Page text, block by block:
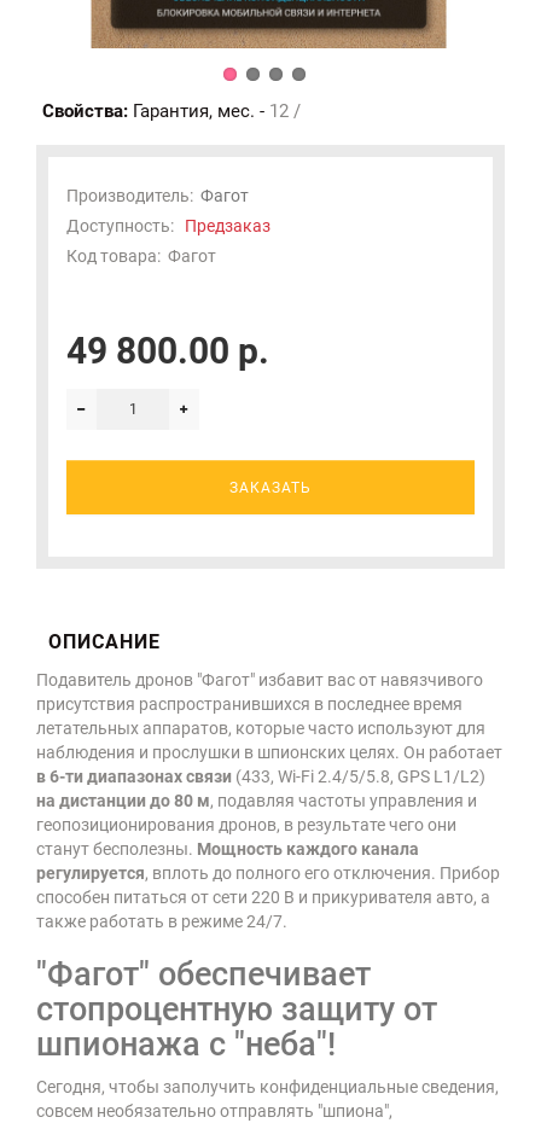
Свойства: Гарантия, мес. - 12 /
Производитель: Фагот
Доступность: Предзаказ
Код товара: Фагот
49 800.00 р.
ЗАКАЗАТЬ
ОПИСАНИЕ
Подавитель дронов "Фагот" избавит вас от навязчивого
присутствия распространившихся в последнее время
летательных аппаратов, которые часто используют для
наблюдения и прослушки в шпионских целях. Он работает
в 6-ти диапазонах связи (433, Wi-Fi 2.4/5/5.8, GPS L1/L2)
на дистанции до 80 м, подавляя частоты управления и
геопозиционирования дронов, в результате чего они
станут бесполезны. Мощность каждого канала
регулируется, вплоть до полного его отключения. Прибор
способен питаться от сети 220 В и прикуривателя авто, а
также работать в режиме 24/7.
"Фагот" обеспечивает
стопроцентную защиту от
шпионажа с "неба"!
Сегодня, чтобы заполучить конфиденциальные сведения,
совсем необязательно отправлять "шпиона",